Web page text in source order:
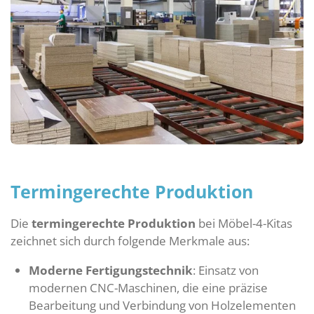
Termingerechte Produktion
Die termingerechte Produktion bei Möbel-4-Kitas
zeichnet sich durch folgende Merkmale aus:
Moderne Fertigungstechnik: Einsatz von
modernen CNC-Maschinen, die eine präzise
Bearbeitung und Verbindung von Holzelementen